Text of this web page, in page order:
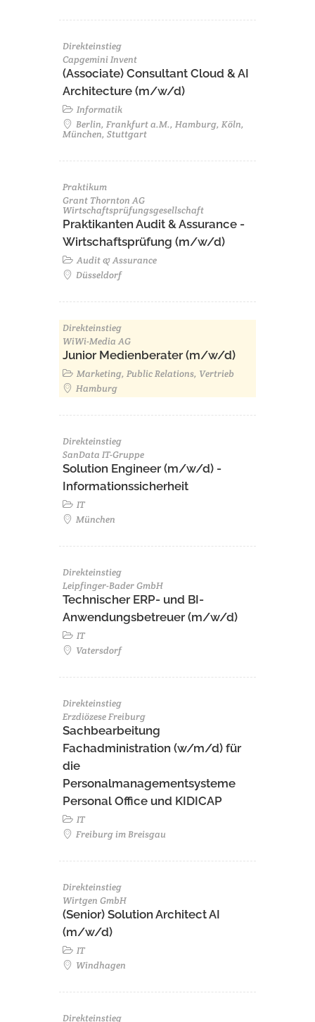
Direkteinstieg
Capgemini Invent
(Associate) Consultant Cloud & AI
Architecture (m/w/d)​ ​
Informatik
Berlin, Frankfurt a.M., Hamburg, Köln,
München, Stuttgart
Praktikum
Grant Thornton AG
Wirtschaftsprüfungsgesellschaft
Praktikanten Audit & Assurance -
Wirtschaftsprüfung (m/w/d)
Audit & Assurance
Düsseldorf
Direkteinstieg
WiWi-Media AG
Junior Medienberater (m/w/d)
Marketing, Public Relations, Vertrieb
Hamburg
Direkteinstieg
SanData IT-Gruppe
Solution Engineer (m/w/d) -
Informationssicherheit
IT
München
Direkteinstieg
Leipfinger-Bader GmbH
Technischer ERP- und BI-
Anwendungsbetreuer (m/w/d)
IT
Vatersdorf
Direkteinstieg
Erzdiözese Freiburg
Sachbearbeitung
Fachadministration (w/m/d) für
die
Personalmanagementsysteme
Personal Office und KIDICAP
IT
Freiburg im Breisgau
Direkteinstieg
Wirtgen GmbH
(Senior) Solution Architect AI
(m/w/d)
IT
Windhagen
Direkteinstieg